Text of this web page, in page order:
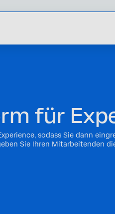
für
sodass Sie dann
Sie Ihren Mitarbeitenden